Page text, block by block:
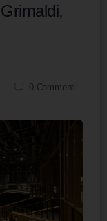
0 Commenti